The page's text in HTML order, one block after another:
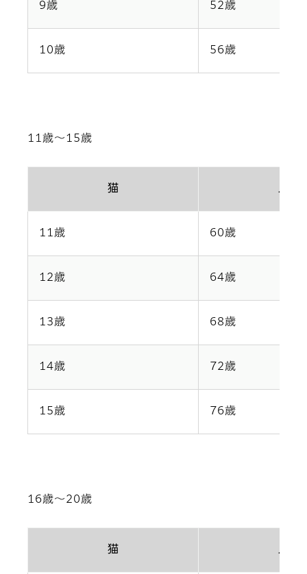
9歳 52歳
10歳 56歳
11歳～15歳
猫 人
11歳 60歳
12歳 64歳
13歳 68歳
14歳 72歳
15歳 76歳
16歳～20歳
猫 人